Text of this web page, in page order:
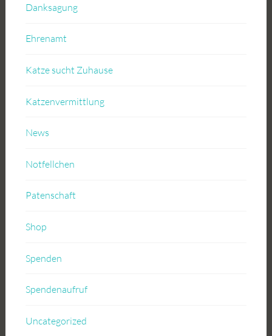
Danksagung
Ehrenamt
Katze sucht Zuhause
Katzenvermittlung
News
Notfellchen
Patenschaft
Shop
Spenden
Spendenaufruf
Uncategorized